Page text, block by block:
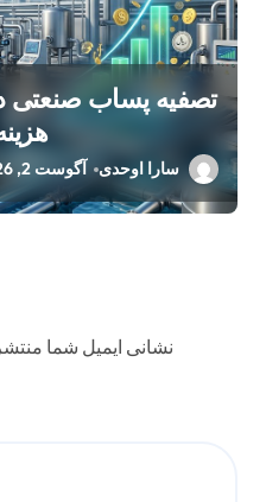
سارا اوحدی آگوست 2, 2026
نشانی ایمیل شما